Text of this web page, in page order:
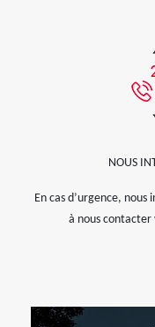
NOUS
En cas d’urgence, nous
à nous contacter